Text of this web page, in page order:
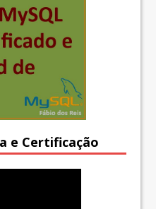
e Certificação